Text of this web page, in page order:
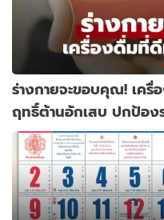
ร่างกายจะขอบคุณ! เค
ฤทธิ์ต้านอักเสบ ปกป้อง